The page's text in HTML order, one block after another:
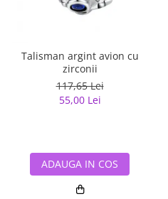
Talisman argint avion cu
zirconii
117,65 Lei
55,00 Lei
ADAUGA IN COS